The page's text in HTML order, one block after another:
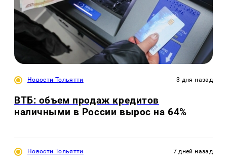
Новости Тольятти 3 дня назад
ВТБ: объем продаж кредитов
наличными в России вырос на 64%
Новости Тольятти 7 дней назад